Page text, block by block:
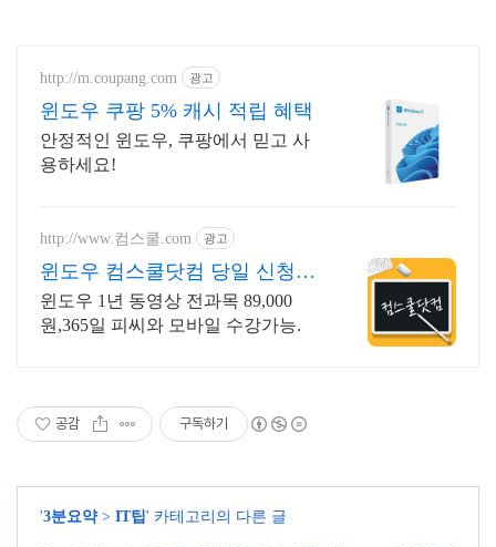
http://m.coupang.com 광고
윈도우 쿠팡 5% 캐시 적립 혜택
안정적인 윈도우, 쿠팡에서 믿고 사
용하세요!
http://www.컴스쿨.com 광고
윈도우 컴스쿨닷컴 당일 신청&
결제시 기프티콘!
윈도우 1년 동영상 전과목 89,000
원,365일 피씨와 모바일 수강가능.
공감 구독하기
'3분요약> IT팁' 카테고리의 다른 글